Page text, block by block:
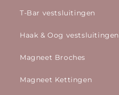
T-Bar vestsluitingen
Haak & Oog vestsluitingen
Magneet Broches
Magneet Kettingen